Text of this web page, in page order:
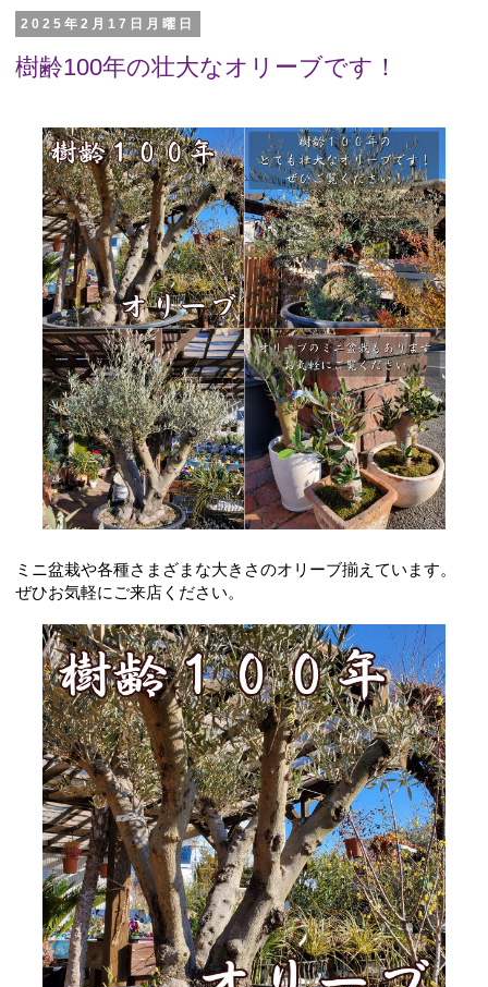
2025年2月17日月曜日
樹齢100年の壮大なオリーブです！
ミニ盆栽や各種さまざまな大きさのオリーブ揃えています。
ぜひお気軽にご来店ください。